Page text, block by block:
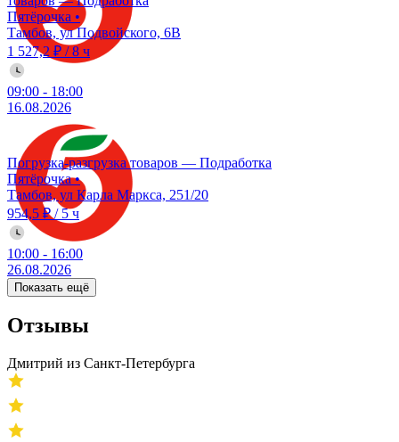
Пятёрочка •
Тамбов, ул Подвойского, 6В
1 527,2 ₽ /8 ч
09:00 - 18:00
16.08.2026
Погрузка-разгрузка товаров — Подработка
Пятёрочка•
Тамбов, ул Карла Маркса, 251/20
954,5 ₽/ 5 ч
10:00 - 16:00
26.08.2026
Показать ещё
Отзывы
Дмитрий из Санкт-Петербурга